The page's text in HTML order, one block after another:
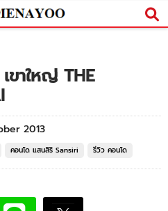
ขาใหญ่ THE
2013
คอนโด แสนสิริ Sansiri รีวิว คอนโด